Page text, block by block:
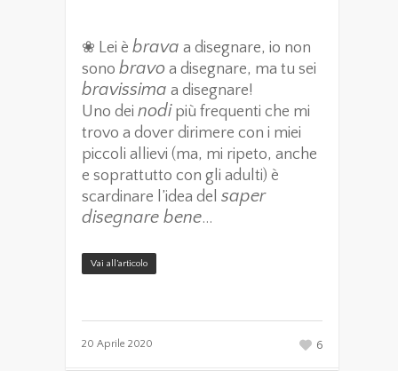
❀ Lei è brava a disegnare, io non
sono bravo a disegnare, ma tu sei
bravissima a disegnare!
Uno dei nodipiù frequenti che mi
trovo a dover dirimere con i miei
piccoli allievi (ma, mi ripeto, anche
e soprattutto con gli adulti) è
scardinare l’idea del saper
disegnare bene…
Vai all’articolo
20 Aprile 2020 6